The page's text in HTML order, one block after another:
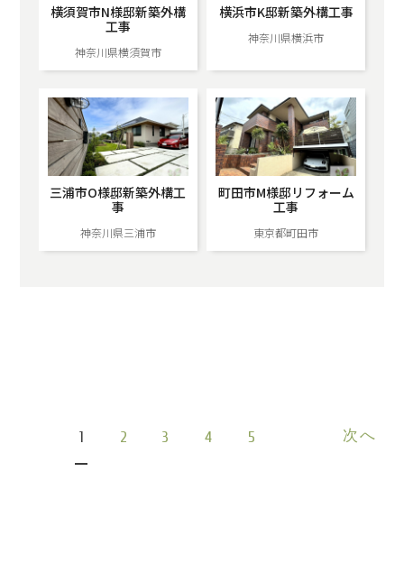
横須賀市N様邸新築外構
工事
神奈川県横須賀市
横浜市K邸新築外構工事
神奈川県横浜市
三浦市O様邸新築外構工
事
神奈川県三浦市
町田市M様邸リフォーム
工事
東京都町田市
1 2 3 4 5 次へ